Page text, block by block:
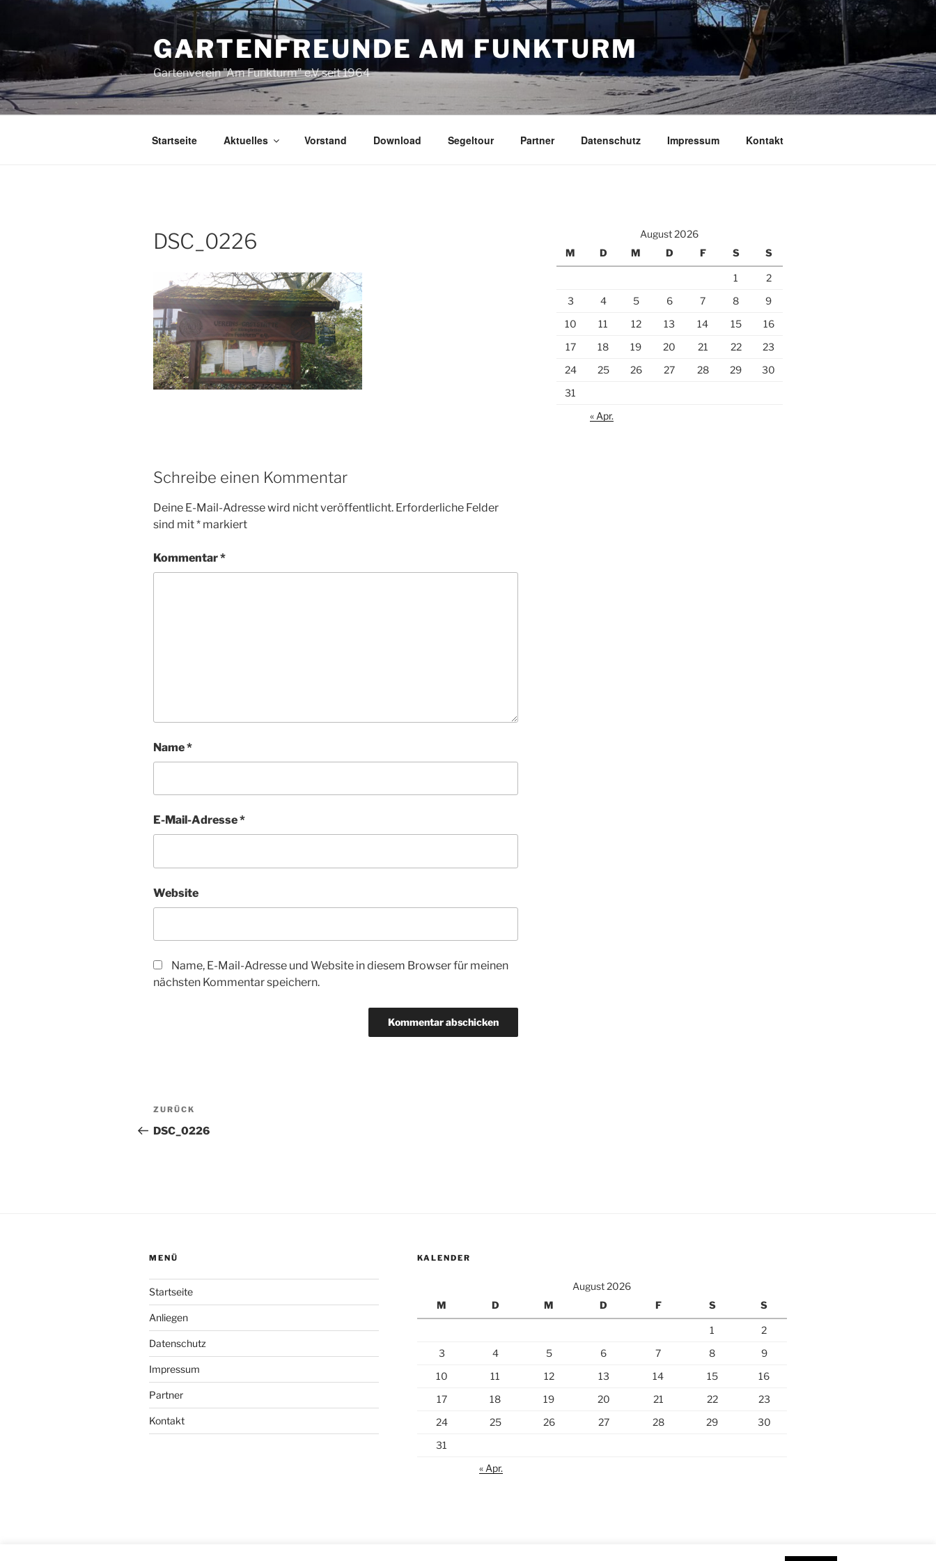
GARTENFREUNDE AM FUNKTURM
Gartenverein "Am Funkturm" e.V. seit 1964
Startseite Aktuelles Vorstand Download Segeltour Partner Datenschutz Impressum Kontakt
DSC_0226
Schreibe einen Kommentar
Deine E-Mail-Adresse wird nicht veröffentlicht. Erforderliche Felder
sind mit* markiert
Kommentar*
Name*
E-Mail-Adresse*
Website
Name, E-Mail-Adresse und Website in diesem Browser für meinen
nächsten Kommentar speichern.
Beitragsnavigation
Vorheriger
Beitrag
ZURÜCK
DSC_0226
August 2026
M
D M D F S S
1
2
3
4 5 6 7 8
9
10
11 12 13 14 15
16
17
18 19 20 21 22
23
24
25 26 27 28 29
30
31
« Apr.
MENÜ
Startseite
Anliegen
Datenschutz
Impressum
Partner
Kontakt
KALENDER
August 2026
M
D M D F S S
1
2
3
4 5 6 7 8
9
10
11 12 13 14 15
16
17
18 19 20 21 22
23
24
25 26 27 28 29
30
31
« Apr.